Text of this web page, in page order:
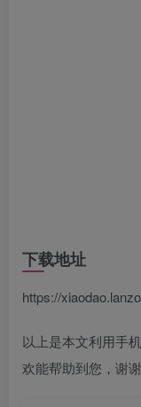
下载地址
https://
以上是本文利用手
欢能帮助到您，谢谢